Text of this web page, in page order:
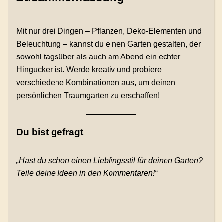
Mit nur drei Dingen – Pflanzen, Deko-Elementen und
Beleuchtung – kannst du einen Garten gestalten, der
sowohl tagsüber als auch am Abend ein echter
Hingucker ist. Werde kreativ und probiere
verschiedene Kombinationen aus, um deinen
persönlichen Traumgarten zu erschaffen!
Du bist gefragt
„Hast du schon einen Lieblingsstil für deinen Garten?
Teile deine Ideen in den Kommentaren!“